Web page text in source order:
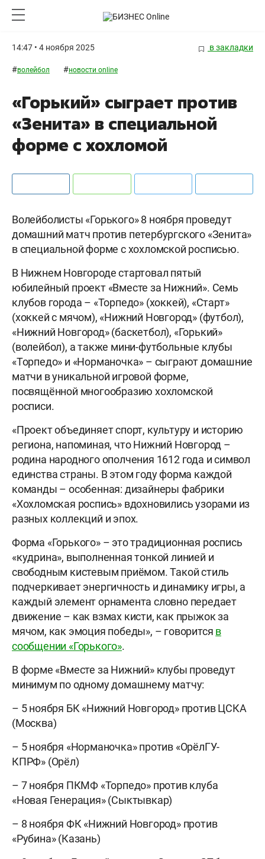
14:47 • 4 ноября 2025 в закладки
#волейбол #новости online
«Горький» сыграет против
«Зенита» в специальной
форме с хохломой
Волейболисты «Горького» 8 ноября проведут
домашний матч против петербургского «Зенита»
в специальной форме с хохломской росписью.
В Нижнем Новгороде стартовал пятый
юбилейный проект «Вместе за Нижний». Семь
клубов города – «Торпедо» (хоккей), «Старт»
(хоккей с мячом), «Нижний Новгород» (футбол),
«Нижний Новгород» (баскетбол), «Горький»
(волейбол), а также мини-футбольные клубы
«Торпедо» и «Норманочка» – сыграют домашние
матчи в уникальной игровой форме,
посвящённой многообразию хохломской
росписи.
«Проект объединяет спорт, культуру и историю
региона, напоминая, что Нижний Новгород –
родина народного ополчения 1612 года и символ
единства страны. В этом году форма каждой
команды – особенная: дизайнеры фабрики
«Хохломская роспись» вдохновились узорами из
разных коллекций и эпох.
Форма «Горького» – это традиционная роспись
«кудрина», выполненная тонкой линией и
свободным кистевым приёмом. Такой стиль
подчеркивает энергичность и динамику игры, а
каждый элемент орнамента словно передает
движение – как взмах кисти, как прыжок за
мячом, как эмоция победы», – говорится в
сообщении «Горького».
В форме «Вместе за Нижний» клубы проведут
минимум по одному домашнему матчу:
– 5 ноября БК «Нижний Новгород» против ЦСКА
(Москва)
– 5 ноября «Норманочка» против «ОрёлГУ-
КПРФ» (Орёл)
– 7 ноября ПКМФ «Торпедо» против клуба
«Новая Генерация» (Сыктывкар)
– 8 ноября ФК «Нижний Новгород» против
«Рубина» (Казань)